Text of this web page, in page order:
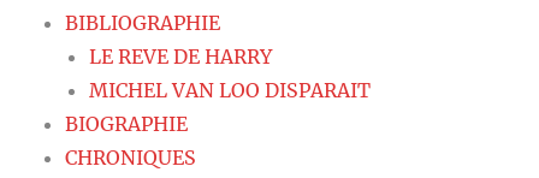
BIBLIOGRAPHIE
LE REVE DE HARRY
MICHEL VAN LOO DISPARAIT
BIOGRAPHIE
CHRONIQUES